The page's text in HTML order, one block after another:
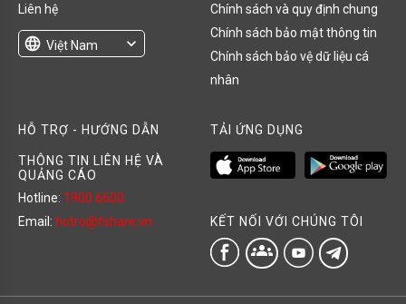
Liên hệ
language Việt Nam
expand_more
Chính sách và quy định chung
Chính sách bảo mật thông tin
Chính sách bảo vệ dữ liệu cá
nhân
HỖ TRỢ - HƯỚNG DẪN
THÔNG TIN LIÊN HỆ VÀ
QUẢNG CÁO
Hotline: 1900 6600
Email: hotro@fshare.vn
TẢI ỨNG DỤNG
KẾT NỐI VỚI CHÚNG TÔI
groups